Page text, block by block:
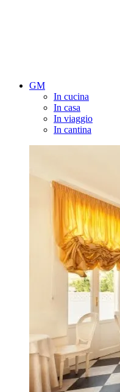
GM
In cucina
In casa
In viaggio
In cantina